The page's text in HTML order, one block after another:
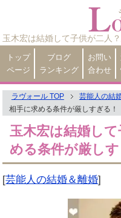
玉木宏は結婚して子供が二人
トップ
ページ
ブログ
ランキング
お問い
合わせ
ラヴォール TOP 芸能人の結
相手に求める条件が厳しすぎる！
玉木宏は結婚し
める条件が厳しす
[芸能人の結婚＆離婚]